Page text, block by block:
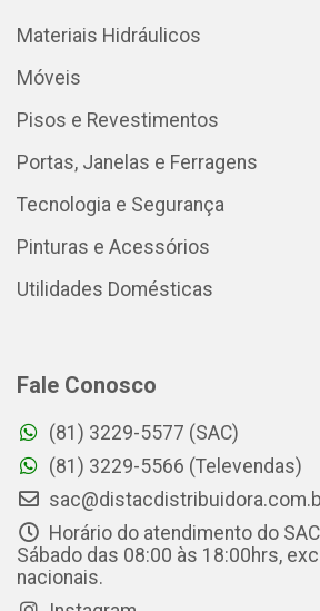
Materiais Hidráulicos
Móveis
Pisos e Revestimentos
Portas, Janelas e Ferragens
Tecnologia e Segurança
Pinturas e Acessórios
Utilidades Domésticas
Fale Conosco
(81) 3229-5577 (SAC)
(81) 3229-5566 (Televendas)
Horário do atendimento do
Sábado das 08:00 às 18:00hrs,
nacionais.